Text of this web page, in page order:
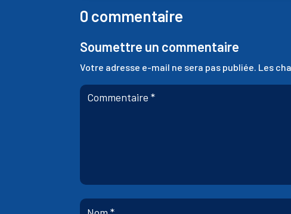
0 commentaire
Soumettre un commentaire
Votre adresse e-mail ne sera pas publiée. Les